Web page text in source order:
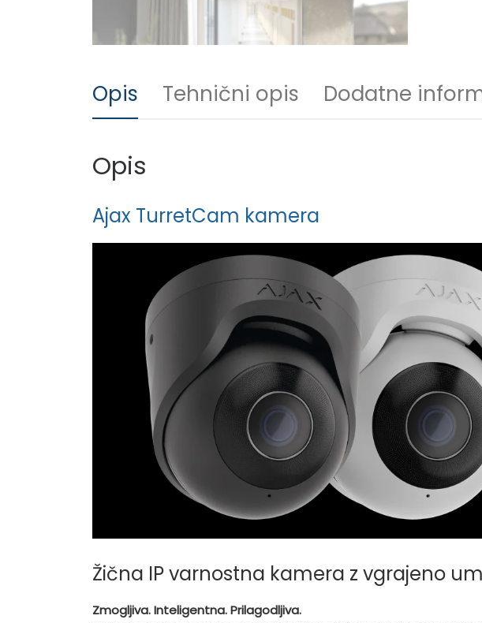
Opis Tehnični opis Dodatne
Opis
Ajax TurretCam kamera
Žična IP varnostna kamera z vgrajeno
Zmogljiva. Inteligentna. Prilagodljiva.